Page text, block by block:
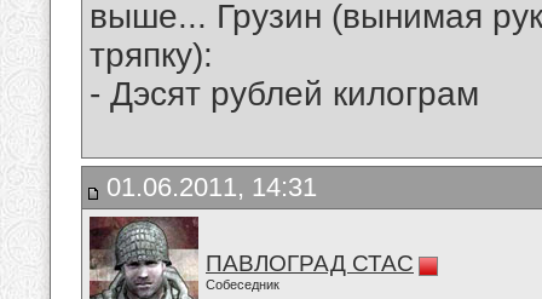
выше... Грузин (вынимая
тряпку):
- Дэсят рублей килограм
01.06.2011, 14:31
ПАВЛОГРАД СТАС
Собеседник